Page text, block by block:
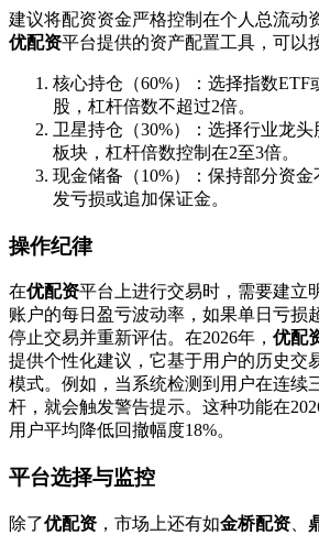
建议将配资资金严格控制在个人总流动
优配资平台提供的资产配置工具，可以
核心持仓（60%）：选择指数ETF
股，杠杆倍数不超过2倍。
卫星持仓（30%）：选择行业龙
板块，杠杆倍数控制在2至3倍。
现金储备（10%）：保持部分资
发亏损或追加保证金。
操作纪律
在优配资平台上进行交易时，需要建立
账户的每日盈亏波动率，如果单日亏损
停止交易并重新评估。在2026年， 优配
提供个性化建议，它基于用户的历史交
模式。例如，当系统检测到用户在连续
杆，就会触发警告提示。这种功能在
用户平均降低回撤幅度18%。
平台选择与监控
除了优配资 ，市场上还有如金桥配资